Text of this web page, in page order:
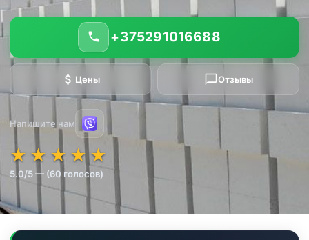
★★★★★
★★★★★
★ ★ ★ ★★
5.0/5 — (60 голосов)
+375291016688
Цены Отзывы
Напишите нам